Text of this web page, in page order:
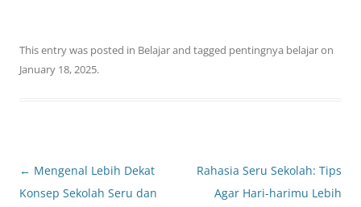
This entry was posted in Belajarand tagged pentingnya belajaron
January 18, 2025.
Post
navigation
← Mengenal Lebih Dekat
Konsep Sekolah Seru dan
Rahasia Seru Sekolah: Tips
Agar Hari-harimu Lebih